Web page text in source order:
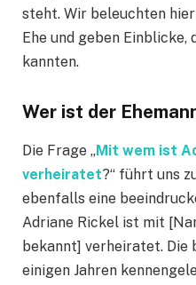
steht. Wir beleuchten
Ehe und geben
kannten.
Wer ist der
Die Frage „Mit wem ist
verheiratet?“ führt uns
ebenfalls eine
Adriane Rickel ist mit
bekannt] verheiratet. Die
einigen Jahren